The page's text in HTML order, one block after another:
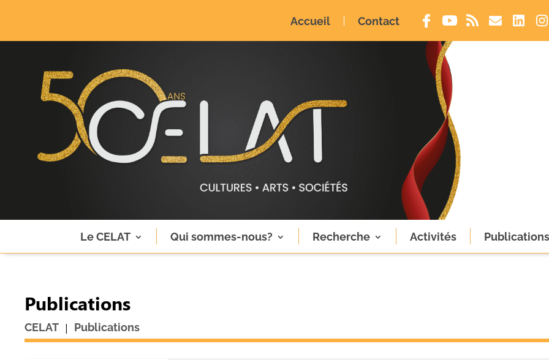
Accueil Contact
Le CELAT Qui sommes-nous? Recherche Activités Publications
Publications
CELAT | Publications